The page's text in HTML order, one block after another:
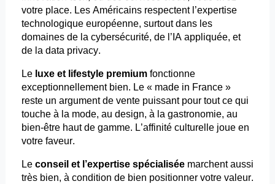
votre place. Les Américains respectent l’expertise
technologique européenne, surtout dans les
domaines de la cybersécurité, de l’IA appliquée, et
de la data privacy.
Le luxe et lifestyle premiumfonctionne
exceptionnellement bien. Le « made in France »
reste un argument de vente puissant pour tout ce qui
touche à la mode, au design, à la gastronomie, au
bien-être haut de gamme. L’affinité culturelle joue en
votre faveur.
Le conseil et l’expertise spécialiséemarchent aussi
très bien, à condition de bien positionner votre valeur.